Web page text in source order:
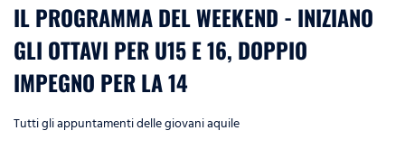
IL PROGRAMMA DEL WEEKEND - INIZIANO
GLI OTTAVI PER U15 E 16, DOPPIO
IMPEGNO PER LA 14
Tutti gli appuntamenti delle giovani aquile